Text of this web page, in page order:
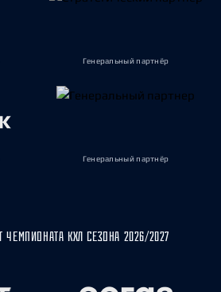
Генеральный партнёр
Генеральный партнёр
КХЛ СЕЗОНА 2026/2027